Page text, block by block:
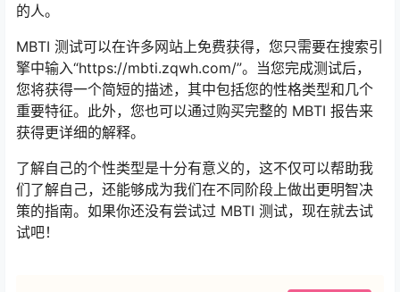
的人。
MBTI 测试可以在许多网站上免费获得，您只需要在搜索引
擎中输入“https://mbti.zqwh.com/”。当您完成测试后，
您将获得一个简短的描述，其中包括您的性格类型和几个
重要特征。此外，您也可以通过购买完整的 MBTI 报告来
获得更详细的解释。
了解自己的个性类型是十分有意义的，这不仅可以帮助我
们了解自己，还能够成为我们在不同阶段上做出更明智决
策的指南。如果你还没有尝试过 MBTI 测试，现在就去试
试吧！